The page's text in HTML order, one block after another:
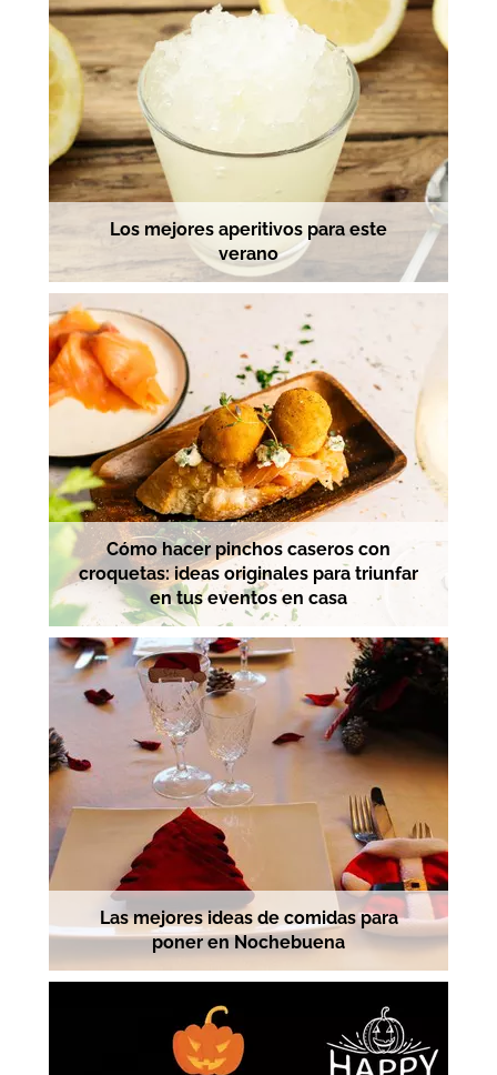
Los mejores aperitivos para este
verano
Cómo hacer pinchos caseros con
croquetas: ideas originales para triunfar
en tus eventos en casa
Las mejores ideas de comidas para
poner en Nochebuena